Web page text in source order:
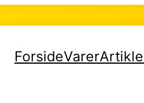
ForsideVarer